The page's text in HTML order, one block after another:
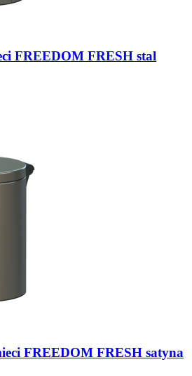
FREEDOM FRESH stal
FREEDOM FRESH satyna